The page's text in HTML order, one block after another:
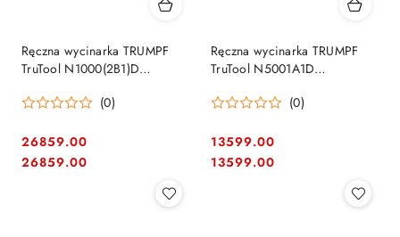
Ręczna wycinarka TRUMPF
TruTool N1000(2B1)D
(0)
Cena:
26859.00
Cena:
26859.00
Ręczna wycinarka TRUMPF
TruTool N5001A1D
(0)
Cena:
13599.00
Cena:
13599.00